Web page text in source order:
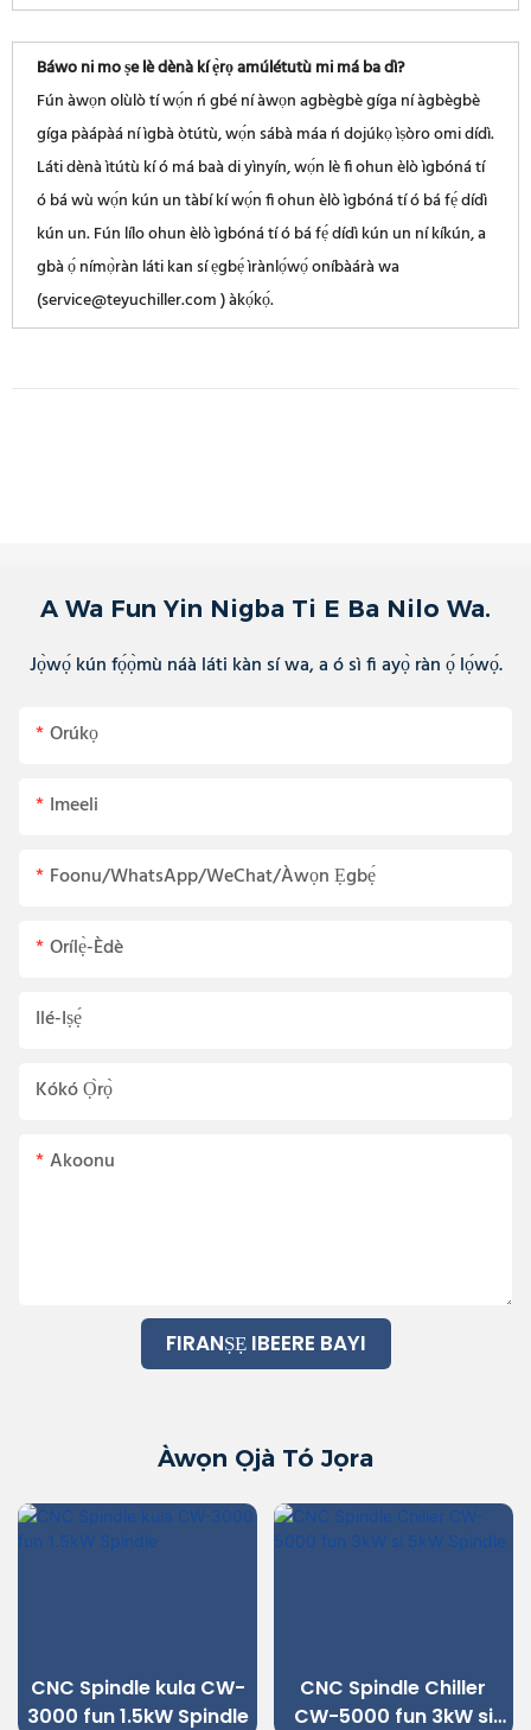
Báwo ni mo ṣe lè dènà kí ẹ̀rọ amúlétutù mi má ba dì?
Fún àwọn olùlò tí wọ́n ń gbé ní àwọn agbègbè gíga ní àgbègbè
gíga pàápàá ní ìgbà òtútù, wọ́n sábà máa ń dojúkọ ìṣòro omi dídì.
Láti dènà ìtútù kí ó má ​​baà di yìnyín, wọ́n lè fi ohun èlò ìgbóná tí
ó bá wù wọ́n kún un tàbí kí wọ́n fi ohun èlò ìgbóná tí ó bá fẹ́ dídì
kún un. Fún lílo ohun èlò ìgbóná tí ó bá fẹ́ dídì kún un ní kíkún, a
gbà ọ́ nímọ̀ràn láti kan sí ẹgbẹ́ ìrànlọ́wọ́ oníbàárà wa
(service@teyuchiller.com ) àkọ́kọ́.
A Wa Fun Yin Nigba Ti E Ba Nilo Wa.
Jọ̀wọ́ kún fọ́ọ̀mù náà láti kàn sí wa, a ó sì fi ayọ̀ ràn ọ́ lọ́wọ́.
Orúkọ
Imeeli
Foonu/WhatsApp/WeChat/Àwọn Ẹgbẹ́
Orílẹ̀-Èdè
Ilé-Iṣẹ́
Kókó Ọ̀rọ̀
Akoonu
FIRANṢẸ IBEERE BAYI
Àwọn Ọjà Tó Jọra
CNC Spindle kula CW-
3000 fun 1.5kW Spindle
CNC Spindle Chiller
CW-5000 fun 3kW si